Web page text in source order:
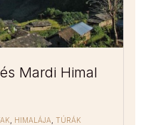
Mardi Himal
HIMALÁJA TÚRÁK